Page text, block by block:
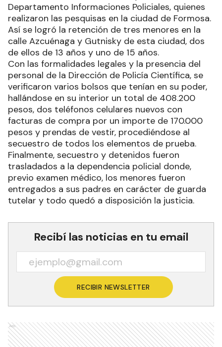
Departamento Informaciones Policiales, quienes
realizaron las pesquisas en la ciudad de Formosa.
Así se logró la retención de tres menores en la
calle Azcuénaga y Gutnisky de esta ciudad, dos
de ellos de 13 años y uno de 15 años.
Con las formalidades legales y la presencia del
personal de la Dirección de Policía Científica, se
verificaron varios bolsos que tenían en su poder,
hallándose en su interior un total de 408.200
pesos, dos teléfonos celulares nuevos con
facturas de compra por un importe de 170.000
pesos y prendas de vestir, procediéndose al
secuestro de todos los elementos de prueba.
Finalmente, secuestro y detenidos fueron
trasladados a la dependencia policial donde,
previo examen médico, los menores fueron
entregados a sus padres en carácter de guarda
tutelar y todo quedó a disposición la justicia.
Recibí las noticias en tu email
RECIBIR NEWSLETTER
Ads